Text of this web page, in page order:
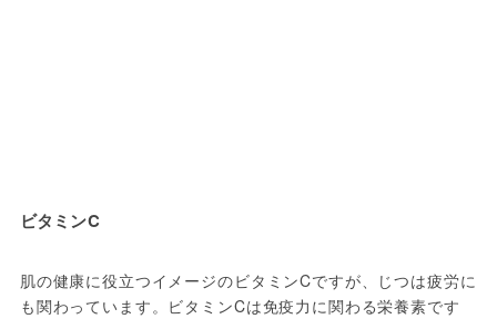
ビタミンC
肌の健康に役立つイメージのビタミンCですが、じつは疲労に
も関わっています。ビタミンCは免疫力に関わる栄養素です